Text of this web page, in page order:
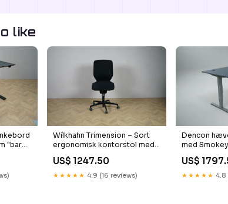
like
"bar
Wilkhahn Trimension – Sort
ergonomisk kontorstol med
opbevaring
US$ 1247.50
★★★★★ 4.9 (16 reviews)
Dencon
med
Sure 99
US$
★★★★★ 4.8